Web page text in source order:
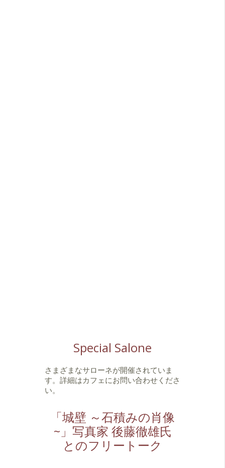
Special Salone
さまざまなサローネが開催されていま
す。詳細はカフェにお問い合わせくださ
い。
「城壁 ～石積みの肖像
~」写真家 後藤徹雄氏
とのフリートーク